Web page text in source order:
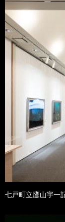
七戸町立鷹山宇一